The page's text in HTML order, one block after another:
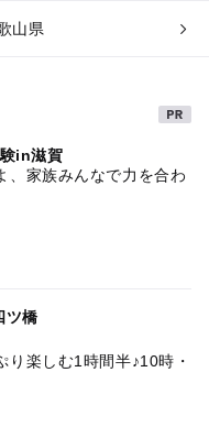
山県
in滋賀
、家族みんなで力を合わ
ツ橋
り楽しむ1時間半♪10時・